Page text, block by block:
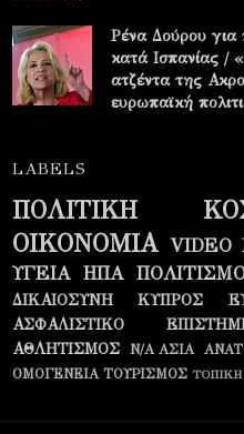
Ρένα Δούρου
κατά Ισπανίας /
ατζέντα της
ευρωπαϊκή
LABELS
ΠΟΛΙΤΙΚΗ
ΟΙΚΟΝΟΜΙΑ VIDEO
ΥΓΕΙΑ ΗΠΑ
ΔΙΚΑΙΟΣΥΝΗ
ΚΥΠΡΟΣ
ΑΣΦΑΛΙΣΤΙΚΟ
ΑΘΛΗΤΙΣΜΟΣ
Ν/Α ΑΣΙΑ
ΟΜΟΓΕΝΕΙΑ ΤΟΥΡΙΣΜΟΣ